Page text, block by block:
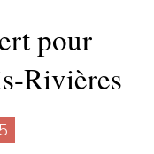
pour
Rivières